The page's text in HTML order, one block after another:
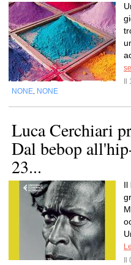
NONE NONE
Luca Cerchiari
Dal bebop
23...
Il